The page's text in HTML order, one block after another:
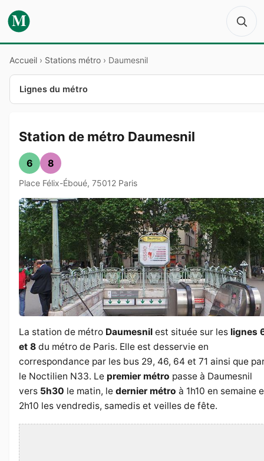
M
Accueil › Stations métro › Daumesnil
Lignes du métro
Station de métro Daumesnil
6 8
Place Félix-Éboué, 75012 Paris
La station de métro Daumesnil est située sur les lignes
et 8 du métro de Paris. Elle est desservie en
correspondance par les bus 29, 46, 64 et 71 ainsi que
le Noctilien N33. Le premier métro passe à Daumesnil
vers 5h30 le matin, le dernier métro à 1h10 en semaine
2h10 les vendredis, samedis et veilles de fête.